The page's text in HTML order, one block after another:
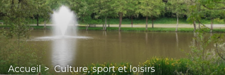
Accueil > Culture, sport et loisirs